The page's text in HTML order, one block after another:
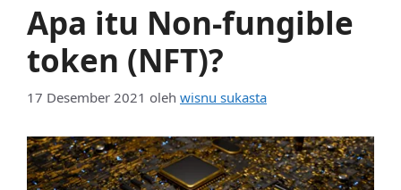
Apa itu Non-fungible
token (NFT)?
17 Desember 2021 oleh wisnu sukasta